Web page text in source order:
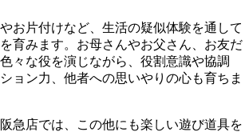
お片付けなど、生活の疑似体験を通して
育みます。お母さんやお父さん、お友だ
々な役を演じながら、役割意識や協調
ョン力、他者への思いやりの心も育ちま
急店では、この他にも楽しい遊び道具を